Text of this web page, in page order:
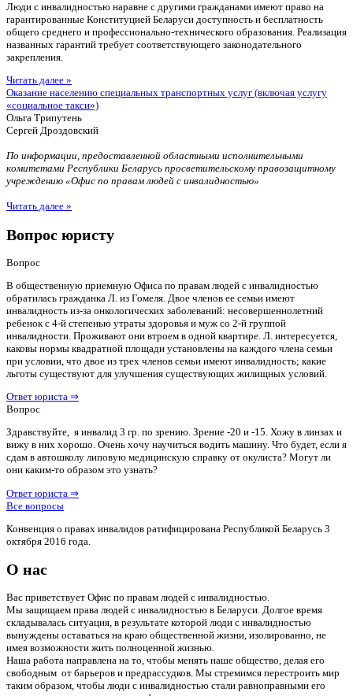
Люди с инвалидностью наравне с другими гражданами имеют право на
гарантированные Конституцией Беларуси доступность и бесплатность
общего среднего и профессионально-технического образования. Реализация
названных гарантий требует соответствующего законодательного
закрепления.
Читать далее »
Оказание населению специальных транспортных услуг (включая услугу
«социальное такси»)
Ольга Трипутень
Сергей Дроздовский
По информации, предоставленной областными исполнительными
комитетами Республики Беларусь просветительскому правозащитному
учреждению «Офис по правам людей с инвалидностью»
Читать далее »
Вопрос юристу
Вопрос
В общественную приемную Офиса по правам людей с инвалидностью
обратилась гражданка Л. из Гомеля. Двое членов ее семьи имеют
инвалидность из-за онкологических заболеваний: несовершеннолетний
ребенок с 4-й степенью утраты здоровья и муж со 2-й группой
инвалидности. Проживают они втроем в одной квартире. Л. интересуется,
каковы нормы квадратной площади установлены на каждого члена семьи
при условии, что двое из трех членов семьи имеют инвалидность; какие
льготы существуют для улучшения существующих жилищных условий.
Ответ юриста ⇒
Вопрос
Здравствуйте, я инвалид 3 гр. по зрению. Зрение -20 и -15. Хожу в линзах и
вижу в них хорошо. Очень хочу научиться водить машину. Что будет, если я
сдам в автошколу липовую медицинскую справку от окулиста? Могут ли
они каким-то образом это узнать?
Ответ юриста ⇒
Все вопросы
Конвенция о правах инвалидов ратифицирована Республикой Беларусь 3
октября 2016 года.
О нас
Вас приветствует Офис по правам людей с инвалидностью.
Мы защищаем права людей с инвалидностью в Беларуси. Долгое время
складывалась ситуация, в результате которой люди с инвалидностью
вынуждены оставаться на краю общественной жизни, изолированно, не
имея возможности жить полноценной жизнью.
Наша работа направлена на то, чтобы менять наше общество, делая его
свободным от барьеров и предрассудков. Мы стремимся перестроить мир
таким образом, чтобы люди с инвалидностью стали равноправными его